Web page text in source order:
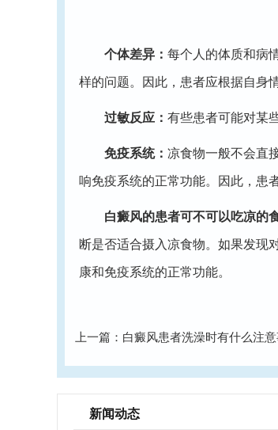
个体差异： 每个人的体质和病
样的问题。因此，患者应根据自身
过敏反应： 有些患者可能对某
免疫系统： 凉食物一般不会直
响免疫系统的正常功能。因此，患
白癜风的患者可不可以吃凉的
断是否适合摄入凉食物。如果发现
康和免疫系统的正常功能。
上一篇： 白癜风患者洗澡时有什么注
新闻动态